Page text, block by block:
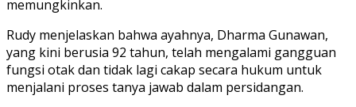
memungkinkan.
Rudy menjelaskan bahwa ayahnya, Dharma Gunawan,
yang kini berusia 92 tahun, telah mengalami gangguan
fungsi otak dan tidak lagi cakap secara hukum untuk
menjalani proses tanya jawab dalam persidangan.